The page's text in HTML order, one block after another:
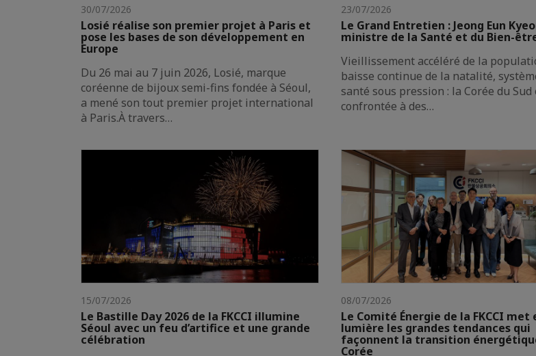
30/07/2026
Losié réalise son premier projet à Paris et
pose les bases de son développement en
Europe
Du 26 mai au 7 juin 2026, Losié, marque
coréenne de bijoux semi-fins fondée à Séoul,
a mené son tout premier projet international
à Paris.À travers…
23/07/2026
Le Grand Entretien : Jeong Eun
ministre de la Santé et du Bien-
Vieillissement accéléré de la
baisse continue de la natalité,
santé sous pression : la Corée du Sud
confrontée à des…
15/07/2026
Le Bastille Day 2026 de la FKCCI illumine
Séoul avec un feu d’artifice et une grande
célébration
08/07/2026
Le Comité Énergie de la FKCCI met
lumière les grandes tendances qui
façonnent la transition
Corée